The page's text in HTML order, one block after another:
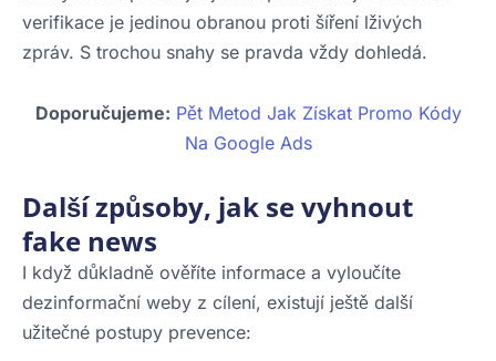
verifikace je jedinou obranou proti šíření lživých
zpráv. S trochou snahy se pravda vždy dohledá.
Doporučujeme: Pět Metod Jak Získat Promo Kódy
Na Google Ads
Další způsoby, jak se vyhnout
fake news
I když důkladně ověříte informace a vyloučíte
dezinformační weby z cílení, existují ještě další
užitečné postupy prevence: